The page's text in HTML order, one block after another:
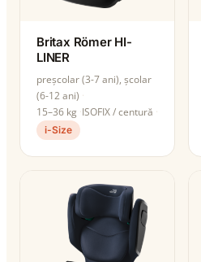
Britax Römer HI-
LINER
preșcolar (3-7 ani), școlar
(6-12 ani)
15–36 kg ISOFIX / centură
i-Size